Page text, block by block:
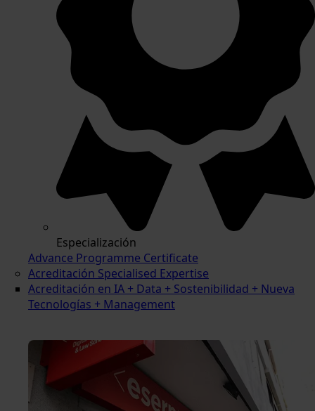
Especialización
Advance Programme Certificate
Acreditación Specialised Expertise
Acreditación en IA + Data + Sostenibilidad + Nueva
Tecnologías + Management